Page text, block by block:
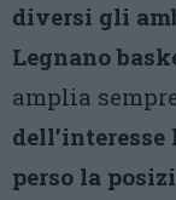
diversi gli
Legnano
amplia
perso la